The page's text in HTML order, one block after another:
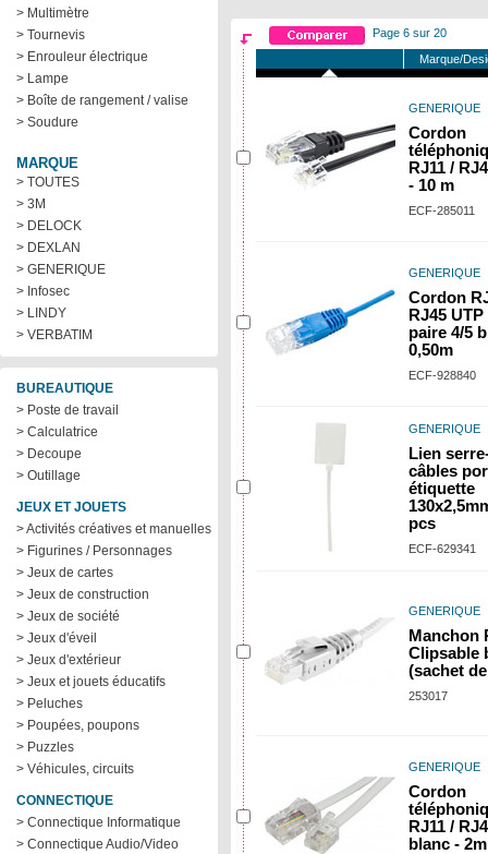
> Multimètre
> Tournevis
> Enrouleur électrique
> Lampe
> Boîte de rangement / valise
> Soudure
MARQUE
> TOUTES
> 3M
> DELOCK
> DEXLAN
> GENERIQUE
> Infosec
> LINDY
> VERBATIM
BUREAUTIQUE
> Poste de travail
> Calculatrice
> Decoupe
> Outillage
JEUX ET JOUETS
> Activités créatives et manuelles
> Figurines / Personnages
> Jeux de cartes
> Jeux de construction
> Jeux de société
> Jeux d'éveil
> Jeux d'extérieur
> Jeux et jouets éducatifs
> Peluches
> Poupées, poupons
> Puzzles
> Véhicules, circuits
CONNECTIQUE
> Connectique Informatique
> Connectique Audio/Video
Page 6 sur 20
Marque/
GENERIQUE
Cordon
RJ11 /
- 10 m
ECF-285011
GENERIQUE
Cordon
RJ45 UTP
paire 4/5
0,50m
ECF-928840
GENERIQUE
Lien
câbles
étiquette
pcs
ECF-629341
GENERIQUE
Manchon
Clipsable
(sachet
253017
GENERIQUE
Cordon
RJ11 /
blanc - 2m